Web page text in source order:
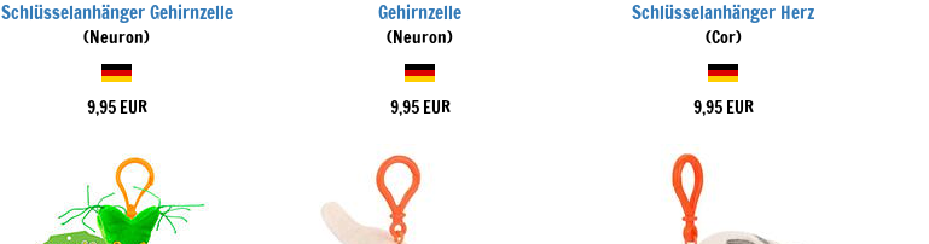
Schlüsselanhänger Gehirnzelle
(Neuron)
9,95 EUR
Gehirnzelle
(Neuron)
9,95 EUR
Schlüsselanhänger Herz
(Cor)
9,95 EUR